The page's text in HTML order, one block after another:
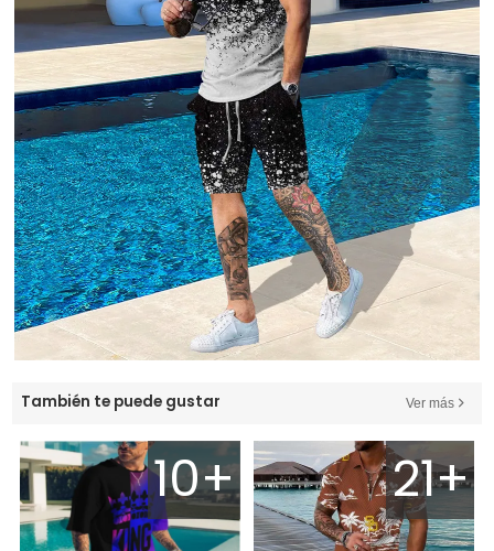
También te puede gustar Ver más
10+ 21+